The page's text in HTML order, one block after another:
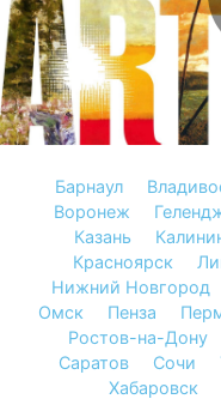
Барнаул
Воронеж
Казань
Красноярск
Нижний Новгород
Омск
Пенза
Ростов-на-Дону
Саратов
Сочи
Хабаровск